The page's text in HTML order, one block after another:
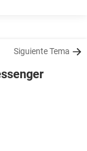
Siguiente Tema